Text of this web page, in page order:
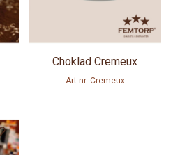
Choklad Cremeux
Art nr. Cremeux